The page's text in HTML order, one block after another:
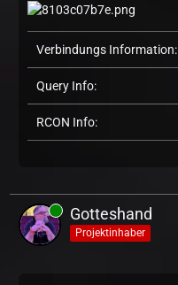
Verbindungs Information:
Query Info:
RCON Info:
Gotteshand
Projektinhaber